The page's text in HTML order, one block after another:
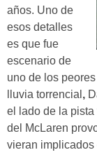
años. Uno de
esos detalles
es que fue
escenario de
uno de los
lluvia torrencial ,
el lado de la pista
del McLaren
vieran implicados